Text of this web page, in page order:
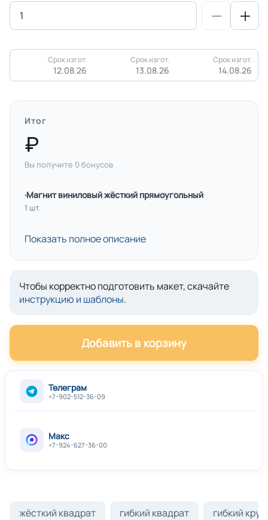
Срок изгот.
12.08.26
Срок изгот.
13.08.26
Срок изгот.
14.08.26
Итог
Вы получите 0 бонусов
·Магнит виниловый жёсткий прямоугольный
1 шт.
Показать полное описание
Чтобы корректно подготовить макет, скачайте
инструкцию и шаблоны.
Добавить в корзину
Телеграм
+7-902-512-36-09
Макс
+7-924-627-36-00
жёсткий квадрат гибкий квадрат гибкий круг